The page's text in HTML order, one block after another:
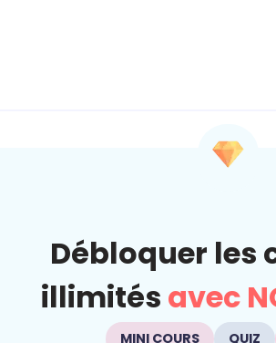
Débloquer les
illimités avec
MINI COURS QUIZ